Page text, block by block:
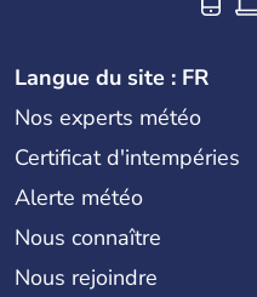
Langue du site : FR
Nos experts météo
Certificat d'intempéries
Alerte météo
Nous connaître
Nous rejoindre